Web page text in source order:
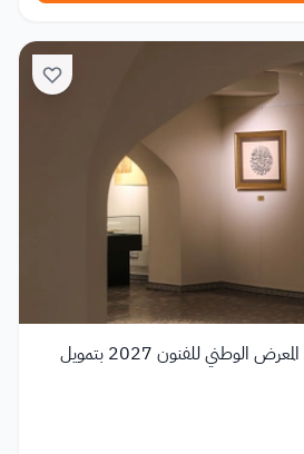
زمالة الباحثين الزائرين في المعرض الوطني للفنون 2027 بتمويل